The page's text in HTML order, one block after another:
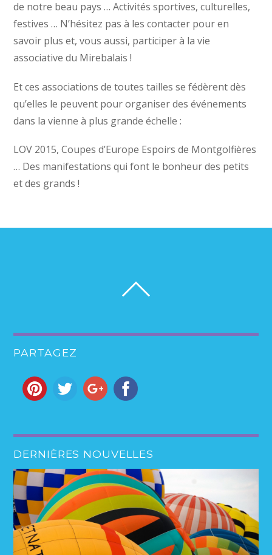
de notre beau pays … Activités sportives, culturelles,
festives … N’hésitez pas à les contacter pour en
savoir plus et, vous aussi, participer à la vie
associative du Mirebalais !
Et ces associations de toutes tailles se fédèrent dès
qu’elles le peuvent pour organiser des événements
dans la vienne à plus grande échelle :
LOV 2015, Coupes d’Europe Espoirs de Montgolfières
… Des manifestations qui font le bonheur des petits
et des grands !
PARTAGEZ
DERNIÈRES NOUVELLES